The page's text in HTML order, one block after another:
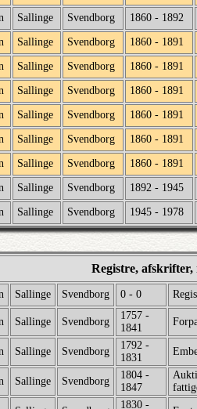
Sallinge Svendborg 1860 - 1892
Sallinge Svendborg 1860 - 1891
Sallinge Svendborg 1860 - 1891
Sallinge Svendborg 1860 - 1891
Sallinge Svendborg 1860 - 1891
Sallinge Svendborg 1860 - 1891
Sallinge Svendborg 1860 - 1891
Sallinge Svendborg 1892 - 1945
Sallinge Svendborg 1945 - 1978
Registre, afskrifter,
Sallinge Svendborg 0 - 0
Sallinge Svendborg
1757 -
1841
Sallinge Svendborg
1792 -
1831
Sallinge Svendborg
1804 -
1847
1830 -